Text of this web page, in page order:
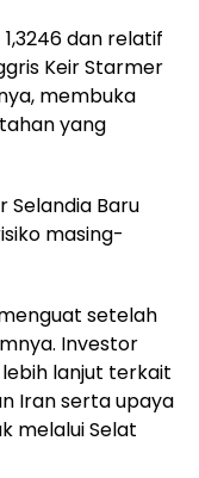
dan relatif
Keir Starmer
membuka
yang
Selandia Baru
masing-
setelah
Investor
lanjut terkait
Iran serta upaya
melalui Selat